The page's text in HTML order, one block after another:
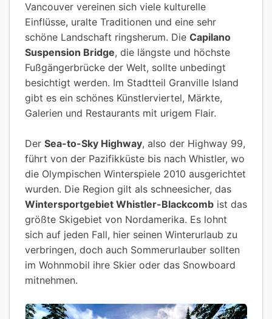
Vancouver vereinen sich viele kulturelle
Einflüsse, uralte Traditionen und eine sehr
schöne Landschaft ringsherum. Die Capilano
Suspension Bridge, die längste und höchste
Fußgängerbrücke der Welt, sollte unbedingt
besichtigt werden. Im Stadtteil Granville Island
gibt es ein schönes Künstlerviertel, Märkte,
Galerien und Restaurants mit urigem Flair.
Der Sea-to-Sky Highway, also der Highway 99,
führt von der Pazifikküste bis nach Whistler, wo
die Olympischen Winterspiele 2010 ausgerichtet
wurden. Die Region gilt als schneesicher, das
Wintersportgebiet Whistler-Blackcomb ist das
größte Skigebiet von Nordamerika. Es lohnt
sich auf jeden Fall, hier seinen Winterurlaub zu
verbringen, doch auch Sommerurlauber sollten
im Wohnmobil ihre Skier oder das Snowboard
mitnehmen.